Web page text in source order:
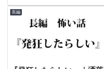
長編